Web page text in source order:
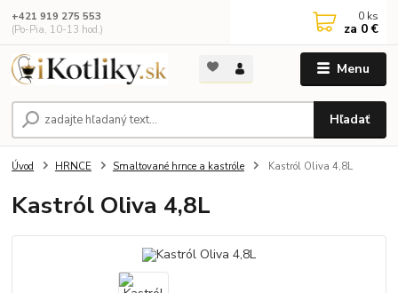
Menu
Hľadať
+421 919 275 553
(Po-Pia, 10-13 hod.)
0 ks
za 0 €
Úvod HRNCE Smaltované hrnce a kastróle Kastról Oliva 4,8L
Kastról Oliva 4,8L